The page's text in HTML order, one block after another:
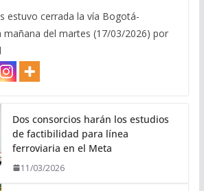
estuvo cerrada la vía Bogotá-
mañana del martes (17/03/2026) por
Dos consorcios harán los estudios
de factibilidad para línea
ferroviaria en el Meta
11/03/2026